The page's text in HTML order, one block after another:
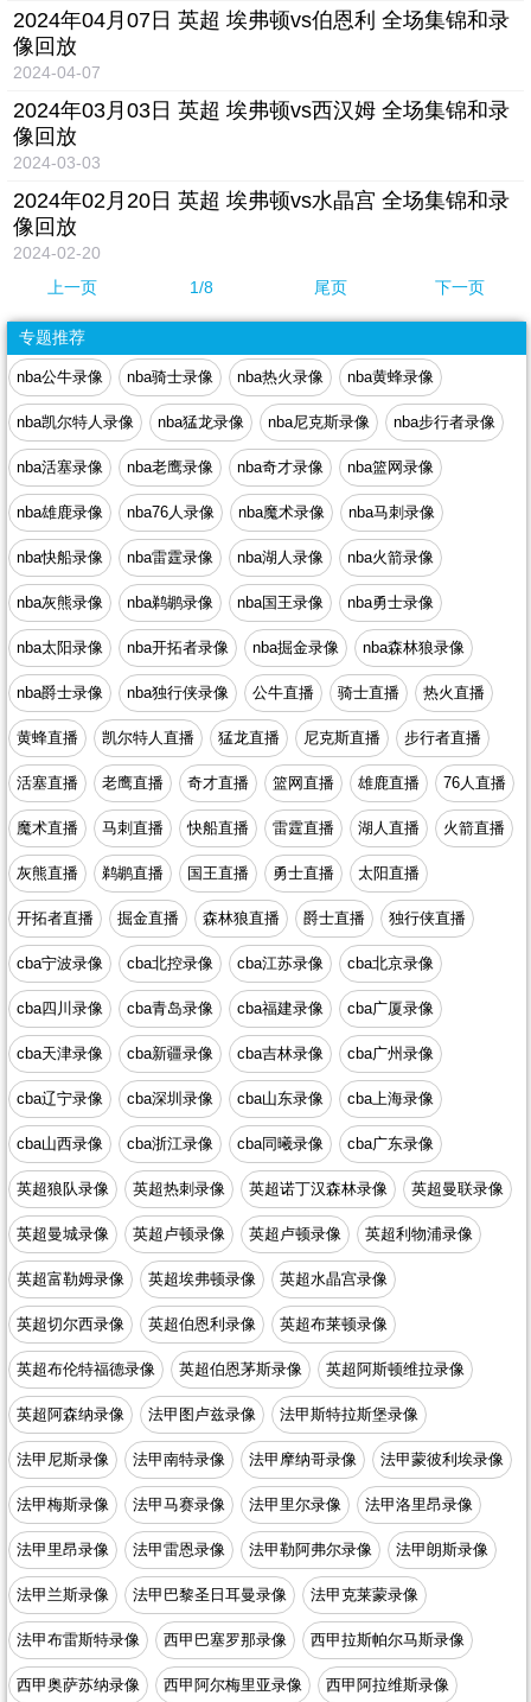
2024年04月07日 英超 埃弗顿vs伯恩利 全场集锦和录
像回放
2024-04-07
2024年03月03日 英超 埃弗顿vs西汉姆 全场集锦和录
像回放
2024-03-03
2024年02月20日 英超 埃弗顿vs水晶宫 全场集锦和录
像回放
2024-02-20
上一页
1/8 尾页 下一页
专题推荐
nba公牛录像 nba骑士录像 nba热火录像 nba黄蜂录像
nba凯尔特人录像 nba猛龙录像 nba尼克斯录像 nba步行者录像
nba活塞录像 nba老鹰录像 nba奇才录像 nba篮网录像
nba雄鹿录像 nba76人录像 nba魔术录像 nba马刺录像
nba快船录像 nba雷霆录像 nba湖人录像 nba火箭录像
nba灰熊录像 nba鹈鹕录像 nba国王录像 nba勇士录像
nba太阳录像 nba开拓者录像 nba掘金录像 nba森林狼录像
nba爵士录像 nba独行侠录像 公牛直播 骑士直播 热火直播
黄蜂直播 凯尔特人直播 猛龙直播 尼克斯直播 步行者直播
活塞直播 老鹰直播 奇才直播 篮网直播 雄鹿直播 76人直播
魔术直播 马刺直播 快船直播 雷霆直播 湖人直播 火箭直播
灰熊直播 鹈鹕直播 国王直播 勇士直播 太阳直播
开拓者直播 掘金直播 森林狼直播 爵士直播 独行侠直播
cba宁波录像 cba北控录像 cba江苏录像 cba北京录像
cba四川录像 cba青岛录像 cba福建录像 cba广厦录像
cba天津录像 cba新疆录像 cba吉林录像 cba广州录像
cba辽宁录像 cba深圳录像 cba山东录像 cba上海录像
cba山西录像 cba浙江录像 cba同曦录像 cba广东录像
英超狼队录像 英超热刺录像 英超诺丁汉森林录像 英超曼联录像
英超曼城录像 英超卢顿录像 英超卢顿录像 英超利物浦录像
英超富勒姆录像 英超埃弗顿录像 英超水晶宫录像
英超切尔西录像 英超伯恩利录像 英超布莱顿录像
英超布伦特福德录像 英超伯恩茅斯录像 英超阿斯顿维拉录像
英超阿森纳录像 法甲图卢兹录像 法甲斯特拉斯堡录像
法甲尼斯录像 法甲南特录像 法甲摩纳哥录像 法甲蒙彼利埃录像
法甲梅斯录像 法甲马赛录像 法甲里尔录像 法甲洛里昂录像
法甲里昂录像 法甲雷恩录像 法甲勒阿弗尔录像 法甲朗斯录像
法甲兰斯录像 法甲巴黎圣日耳曼录像 法甲克莱蒙录像
法甲布雷斯特录像 西甲巴塞罗那录像 西甲拉斯帕尔马斯录像
西甲奥萨苏纳录像 西甲阿尔梅里亚录像 西甲阿拉维斯录像